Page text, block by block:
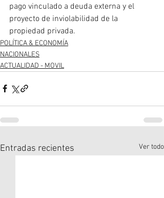
pago vinculado a deuda externa y el
proyecto de inviolabilidad de la
propiedad privada.
POLÍTICA & ECONOMÍA
NACIONALES
ACTUALIDAD - MOVIL
Entradas recientes Ver todo